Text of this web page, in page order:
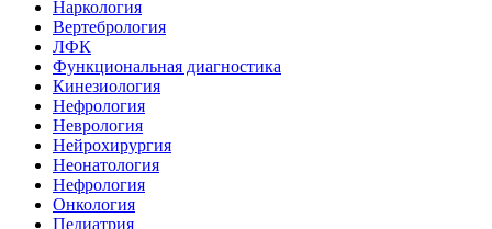
Наркология
Вертебрология
ЛФК
Функциональная диагностика
Кинезиология
Нефрология
Неврология
Нейрохирургия
Неонатология
Нефрология
Онкология
Педиатрия